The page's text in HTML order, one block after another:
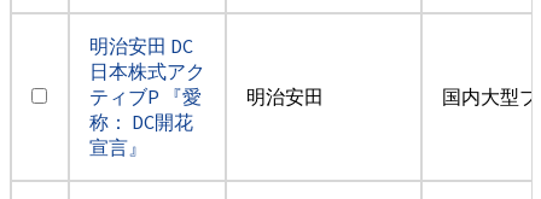
明治安田 DC
日本株式アク
ティブP 『愛
称： DC開花
宣言』
明治安田 国内大型